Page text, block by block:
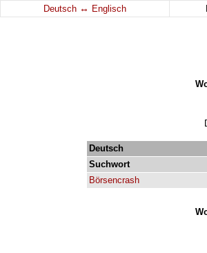
Deutsch ↔ Englisch
Deutsch
Suchwort
Börsencrash